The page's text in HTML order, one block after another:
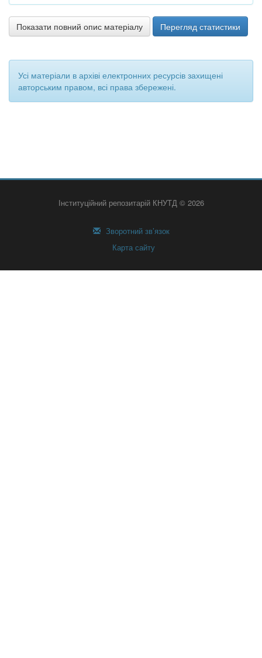
Показати повний опис матеріалу Перегляд статистики
Усі матеріали в архіві електронних ресурсів захищені
авторським правом, всі права збережені.
Інституційний репозитарій КНУТД © 2026
Зворотний зв’язок
Карта сайту